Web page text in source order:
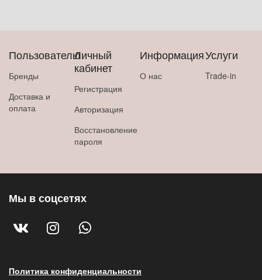
Пользователю
Бренды
Доставка и
оплата
Личный
кабинет
Регистрация
Авторизация
Восстановление
пароля
Информация
О нас
Услуги
Trade-in
Мы в соцсетях
Политика конфиденциальности